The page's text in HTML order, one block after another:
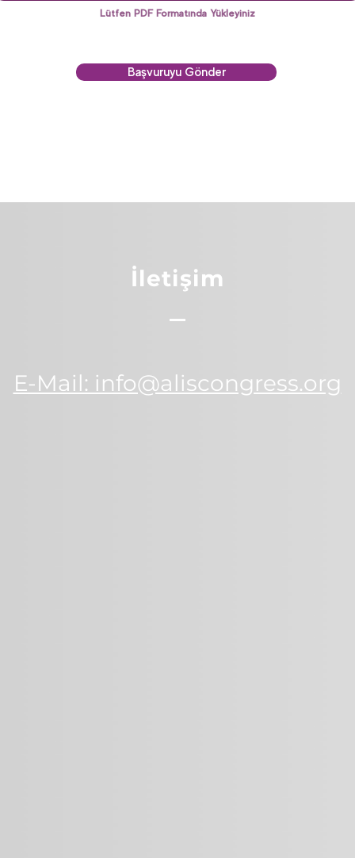
Lütfen PDF Formatında Yükleyiniz
Başvuruyu Gönder
İletişim
E-Mail: ​info@aliscongress.org